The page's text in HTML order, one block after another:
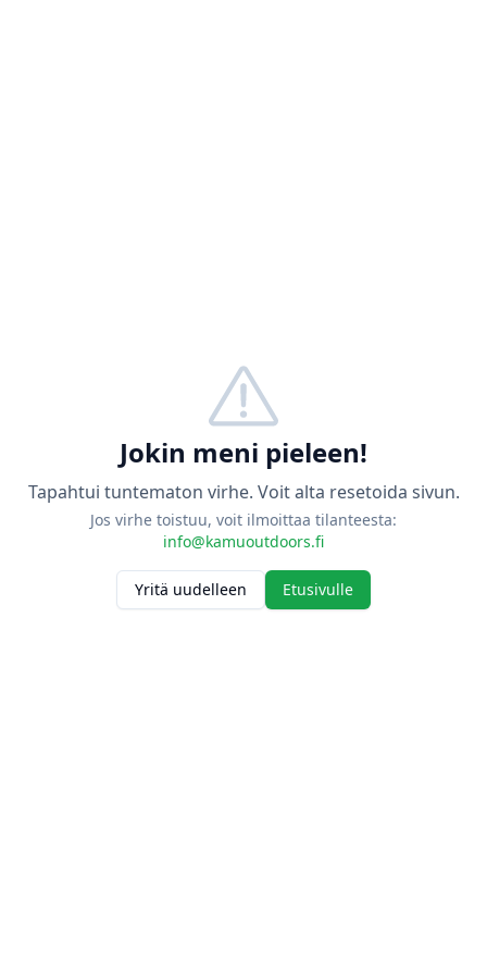
Jokin meni pieleen!
Tapahtui tuntematon virhe. Voit alta resetoida sivun.
Jos virhe toistuu, voit ilmoittaa tilanteesta:
info@kamuoutdoors.fi
Yritä uudelleen Etusivulle